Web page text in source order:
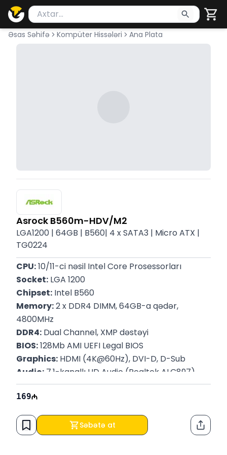
Məhsul axtar
Axtarış üçün ən azı 2 simvol yazın. Göndərmək
Əsas Səhifə Kompüter Hissələri Ana Plata
Asrock B560m-HDV/M2
LGA1200​​​​​​​ | 64GB | B560| 4 x SATA3 | Micro ATX |
TG0224
CPU: 10/11-ci nəsil Intel Core Prosessorları
Socket: LGA 1200
Chipset: Intel B560
Memory: 2 x DDR4 DIMM, 64GB-a qədər,
4800MHz
DDR4: Dual Channel, XMP dəstəyi
BIOS: 128Mb AMI UEFI Legal BIOS
Graphics: HDMI (4K@60Hz), DVI-D, D-Sub
Audio: 7.1-kanallı HD Audio (Realtek ALC897)
Storage: 1 x M.2 (PCIe Gen3 x4), 4 x SATA3
Slots:
Zəmanət:
12 ay
169
Səbətə at